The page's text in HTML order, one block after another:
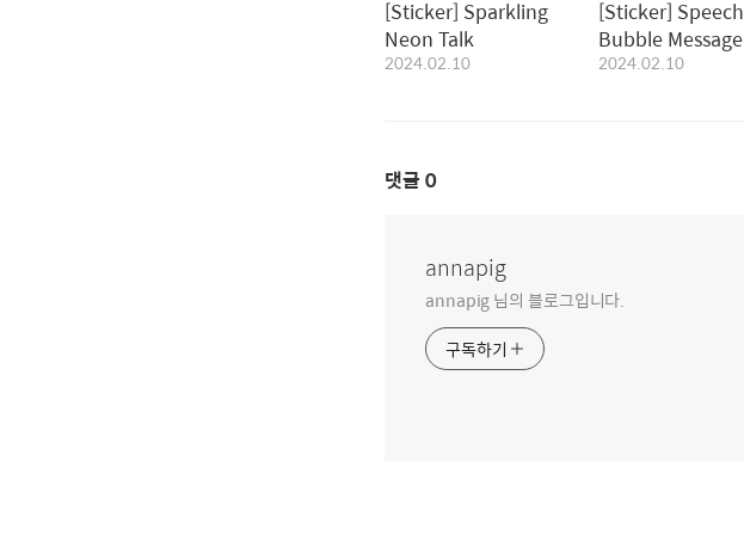
[Sticker] Sparkling
Neon Talk
2024.02.10
[Sticker] Speech
Bubble Message
2024.02.10
댓글 0
annapig
annapig 님의 블로그입니다.
구독하기